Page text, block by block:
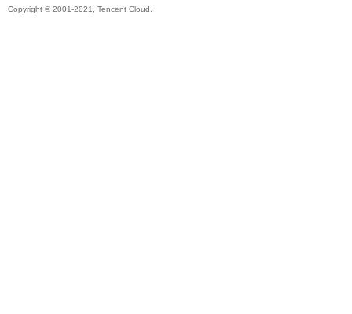
Copyright © 2001-2021, Tencent Cloud.